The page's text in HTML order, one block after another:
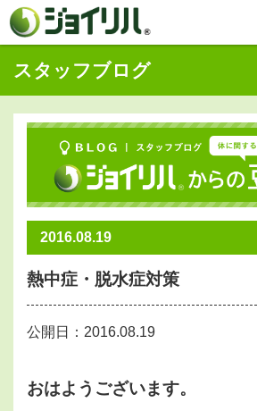
スタッフブログ
2016.08.19
熱中症・脱水症対策
公開日：2016.08.19
おはようございます。